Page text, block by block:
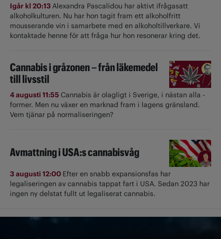
Igår kl 20:13Alexandra Pascalidou har aktivt ifrågasatt
alkoholkulturen. Nu har hon tagit fram ett alkoholfritt
mousserande vin i samarbete med en alkoholtillverkare. Vi
kontaktade henne för att fråga hur hon resonerar kring det.
Cannabis i gråzonen – från läkemedel
till livsstil
4 augusti 11:55 Cannabis är olagligt i ­Sverige, i nästan alla ­
former. Men nu växer en marknad fram i lagens gränsland.
Vem tjänar på normaliseringen?
Avmattning i USA:s cannabisvåg
3 augusti 12:00 Efter en snabb expansionsfas har
legaliseringen av cannabis tappat fart i USA. Sedan 2023 har
ingen ny delstat fullt ut ­legaliserat cannabis.